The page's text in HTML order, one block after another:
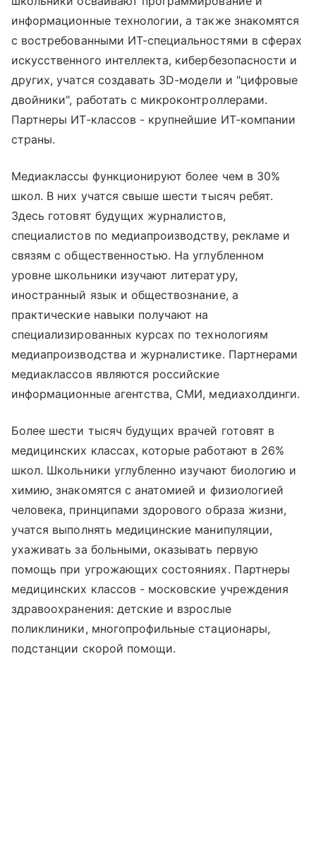
информационные технологии, а также знакомятся
с востребованными ИТ-специальностями в сферах
искусственного интеллекта, кибербезопасности и
других, учатся создавать 3D-модели и "цифровые
двойники", работать с микроконтроллерами.
Партнеры ИТ-классов - крупнейшие ИТ-компании
страны.
Медиаклассы функционируют более чем в 30%
школ. В них учатся свыше шести тысяч ребят.
Здесь готовят будущих журналистов,
специалистов по медиапроизводству, рекламе и
связям с общественностью. На углубленном
уровне школьники изучают литературу,
иностранный язык и обществознание, а
практические навыки получают на
специализированных курсах по технологиям
медиапроизводства и журналистике. Партнерами
медиаклассов являются российские
информационные агентства, СМИ, медиахолдинги.
Более шести тысяч будущих врачей готовят в
медицинских классах, которые работают в 26%
школ. Школьники углубленно изучают биологию и
химию, знакомятся с анатомией и физиологией
человека, принципами здорового образа жизни,
учатся выполнять медицинские манипуляции,
ухаживать за больными, оказывать первую
помощь при угрожающих состояниях. Партнеры
медицинских классов - московские учреждения
здравоохранения: детские и взрослые
поликлиники, многопрофильные стационары,
подстанции скорой помощи.